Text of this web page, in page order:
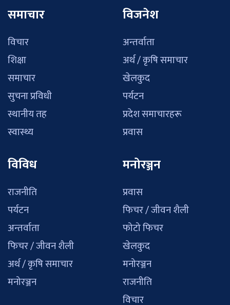
समाचार
विचार
शिक्षा
समाचार
सुचना प्रविधी
स्थानीय तह
स्वास्थ्य
विजनेश
अन्तर्वाता
अर्थ / कृषि समाचार
खेलकुद
पर्यटन
प्रदेश समाचारहरू
प्रवास
विविध
राजनीति
पर्यटन
अन्तर्वाता
फिचर / जीवन शैली
अर्थ / कृषि समाचार
मनोरञ्जन
मनोरञ्जन
प्रवास
फिचर / जीवन शैली
फोटो फिचर
खेलकुद
मनोरञ्जन
राजनीति
विचार